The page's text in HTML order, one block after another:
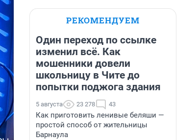
РЕКОМЕНДУЕМ
Один переход по ссылке
изменил всё. Как
мошенники довели
школьницу в Чите до
попытки поджога здания
5 августа 23 278 43
Как приготовить ленивые беляши —
простой способ от жительницы
Барнаула